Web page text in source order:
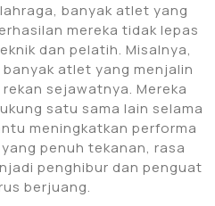
banyak atlet yang
mereka tidak lepas
dan pelatih. Misalnya,
atlet yang menjalin
sejawatnya. Mereka
satu sama lain selama
meningkatkan performa
penuh tekanan, rasa
penghibur dan penguat
berjuang.